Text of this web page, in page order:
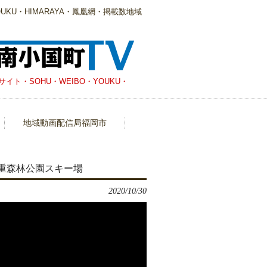
・HIMARAYA・鳳凰網・掲載数地域
ト・SOHU・WEIBO・YOUKU・
地域動画配信局福岡市
森林公園スキー場
2020/10/30